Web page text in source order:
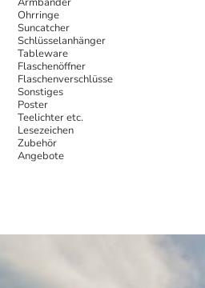
Ohrringe
Suncatcher
Schlüsselanhänger
Tableware
Flaschenöffner
Flaschenverschlüsse
Sonstiges
Poster
Teelichter etc.
Lesezeichen
Zubehör
Angebote